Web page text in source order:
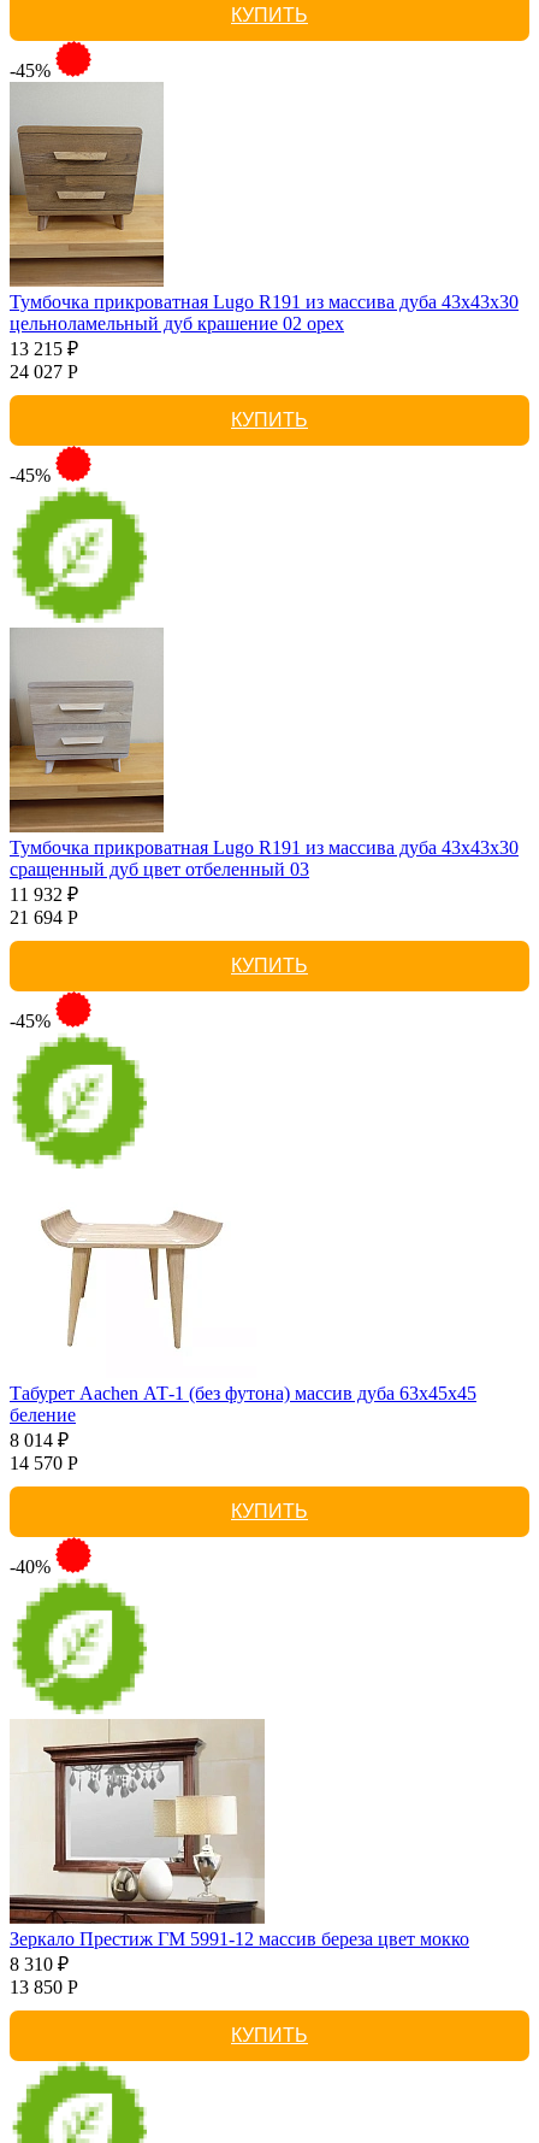
КУПИТЬ
-45%
Тумбочка прикроватная Lugo R191 из массива дуба 43х43х30
цельноламельный дуб крашение 02 орех
13 215 ₽
24 027 Р
КУПИТЬ
-45%
Тумбочка прикроватная Lugo R191 из массива дуба 43х43х30
сращенный дуб цвет отбеленный 03
11 932 ₽
21 694 Р
КУПИТЬ
-45%
Табурет Aachen АТ-1 (без футона) массив дуба 63х45х45
беление
8 014 ₽
14 570 Р
КУПИТЬ
-40%
Зеркало Престиж ГМ 5991-12 массив береза цвет мокко
8 310 ₽
13 850 Р
КУПИТЬ